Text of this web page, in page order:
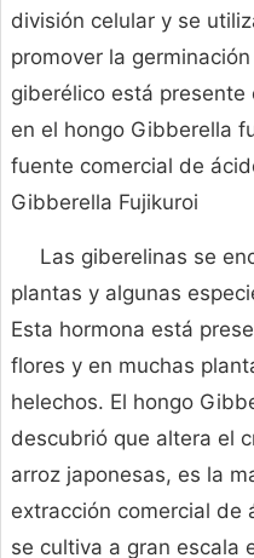
división celular y se
promover la
giberélico está
en el hongo Gibberella
fuente comercial de
Gibberella Fujikuroi
Las giberelinas se
plantas y algunas
Esta hormona está
flores y en muchas
helechos. El hongo
descubrió que altera el
arroz japonesas, es la
extracción comercial de
se cultiva a gran escala